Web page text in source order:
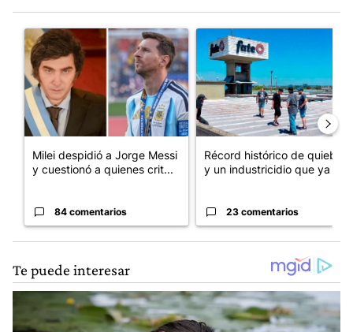
Un artículo de tendencia con el título "Milei despidió a Jorge
Milei despidió a Jorge Messi
y cuestionó a quienes crit...
84 comentarios
Un artículo de tendencia
Récord histórico de quiebras
y un industricidio que ya ...
23 comentarios